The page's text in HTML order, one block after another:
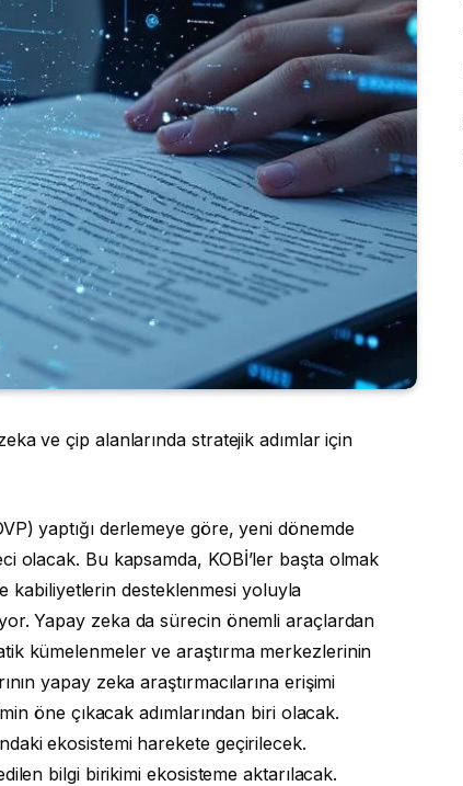
ve çip alanlarında stratejik adımlar için
yaptığı derlemeye göre, yeni dönemde
olacak. Bu kapsamda, KOBİ’ler başta olmak
kabiliyetlerin desteklenmesi yoluyla
Yapay zeka da sürecin önemli araçlardan
kümelenmeler ve araştırma merkezlerinin
yapay zeka araştırmacılarına erişimi
öne çıkacak adımlarından biri olacak.
ekosistemi harekete geçirilecek.
bilgi birikimi ekosisteme aktarılacak.